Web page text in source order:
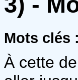
Mots clés
À cette